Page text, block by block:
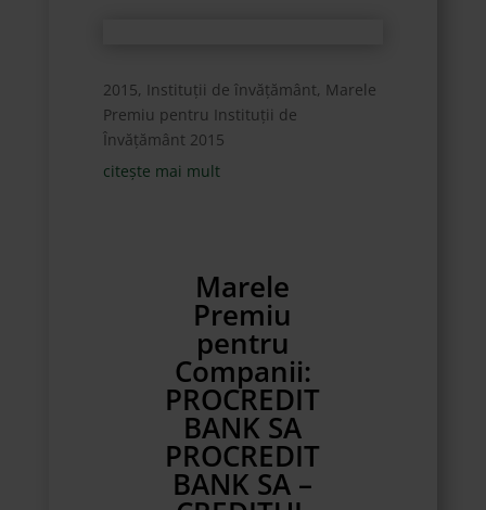
2015, Instituții de învățământ, Marele
Premiu pentru Instituții de
Învățământ 2015
citește mai mult
Marele
Premiu
pentru
Companii:
PROCREDIT
BANK SA
PROCREDIT
BANK SA –